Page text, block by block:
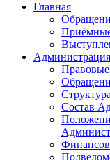
Главная
Администрация
Правовые
Состав